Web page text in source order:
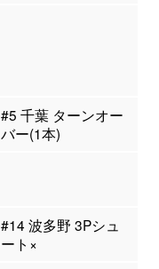
#5 千葉 ターンオー
バー(1本)
#14 波多野 3Pシュ
ート×